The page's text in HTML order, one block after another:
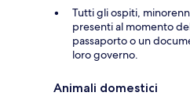
Tutti gli ospiti,
presenti al momento
passaporto o un
loro governo.
Animali domestici